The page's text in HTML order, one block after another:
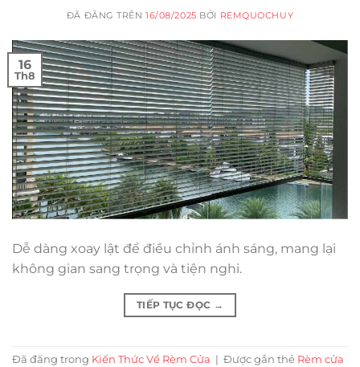
ĐÃ ĐĂNG TRÊN16/08/2025 BỞI REMQUOCHUY
16
Th8
Dễ dàng xoay lật để điều chỉnh ánh sáng, mang lại
không gian sang trọng và tiện nghi.
TIẾP TỤC ĐỌC →
Đã đăng trong Kiến Thức Về Rèm Cửa | Được gắn thẻ Rèm cửa